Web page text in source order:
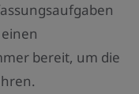
bereit, um die